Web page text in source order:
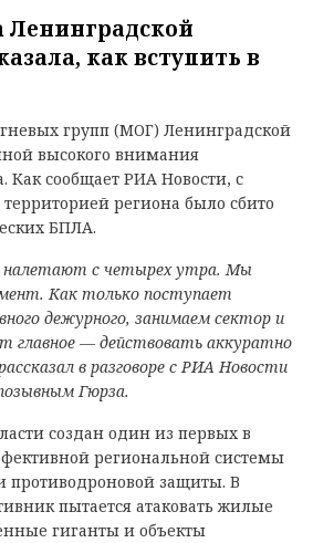
Ленинградской
как вступить в
групп (МОГ) Ленинградской
высокого внимания
сообщает РИА Новости, с
региона было сбито
БПЛА.
с четырех утра. Мы
Как только поступает
дежурного, занимаем сектор и
главное — действовать аккуратно
в разговоре с РИА Новости
Гюрза.
создан один из первых в
региональной системы
противодроновой защиты. В
пытается атаковать жилые
гиганты и объекты